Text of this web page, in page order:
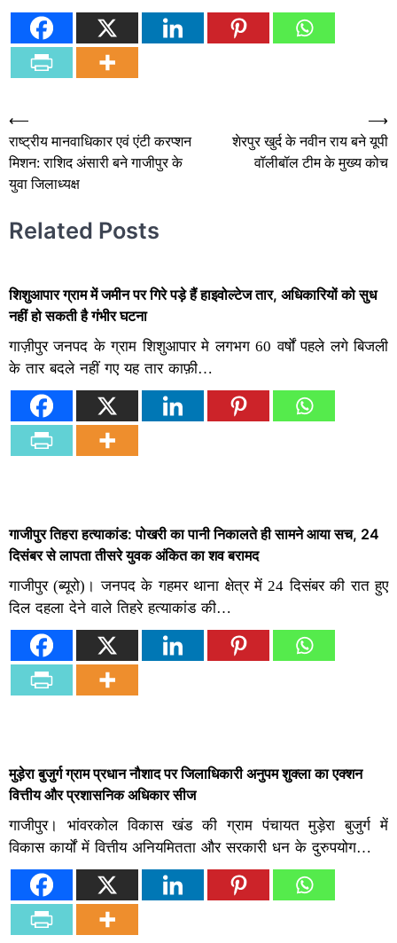
Post
navigation
⟵
राष्ट्रीय मानवाधिकार एवं एंटी करप्शन
मिशन: राशिद अंसारी बने गाजीपुर के
युवा जिलाध्यक्ष
शेरपुर खुर्द के नवीन राय बने यूपी
वॉलीबॉल टीम के मुख्य कोच
⟶
Related Posts
शिशुआपार ग्राम में जमीन पर गिरे पड़े हैं हाइवोल्टेज तार, अधिकारियों को सुध
नहीं हो सकती है गंभीर घटना
गाज़ीपुर जनपद के ग्राम शिशुआपार मे लगभग 60 वर्षों पहले लगे बिजली
के तार बदले नहीं गए यह तार काफ़ी…
गाजीपुर तिहरा हत्याकांड: पोखरी का पानी निकालते ही सामने आया सच, 24
दिसंबर से लापता तीसरे युवक अंकित का शव बरामद
गाजीपुर (ब्यूरो)। जनपद के गहमर थाना क्षेत्र में 24 दिसंबर की रात हुए
दिल दहला देने वाले तिहरे हत्याकांड की…
मुड़ेरा बुजुर्ग ग्राम प्रधान नौशाद पर जिलाधिकारी अनुपम शुक्ला का एक्शन
वित्तीय और प्रशासनिक अधिकार सीज
गाजीपुर। भांवरकोल विकास खंड की ग्राम पंचायत मुड़ेरा बुजुर्ग में
विकास कार्यों में वित्तीय अनियमितता और सरकारी धन के दुरुपयोग…